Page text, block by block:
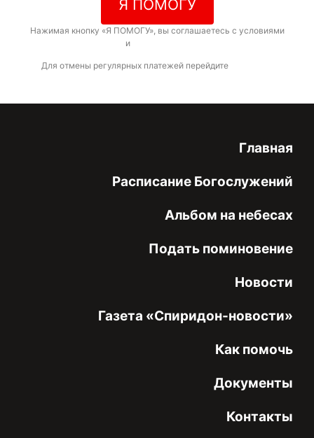
Я ПОМОГУ
Нажимая кнопку «Я ПОМОГУ», вы соглашаетесь с условиями
и
Для отмены регулярных платежей перейдите
Главная
Расписание Богослужений
Альбом на небесах
Подать поминовение
Новости
Газета «Спиридон-новости»
Как помочь
Документы
Контакты